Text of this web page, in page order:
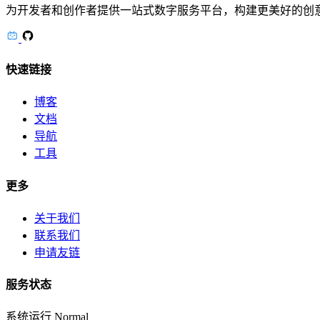
为开发者和创作者提供一站式数字服务平台，构建更美好的创
快速链接
博客
文档
导航
工具
更多
关于我们
联系我们
申请友链
服务状态
系统运行 Normal